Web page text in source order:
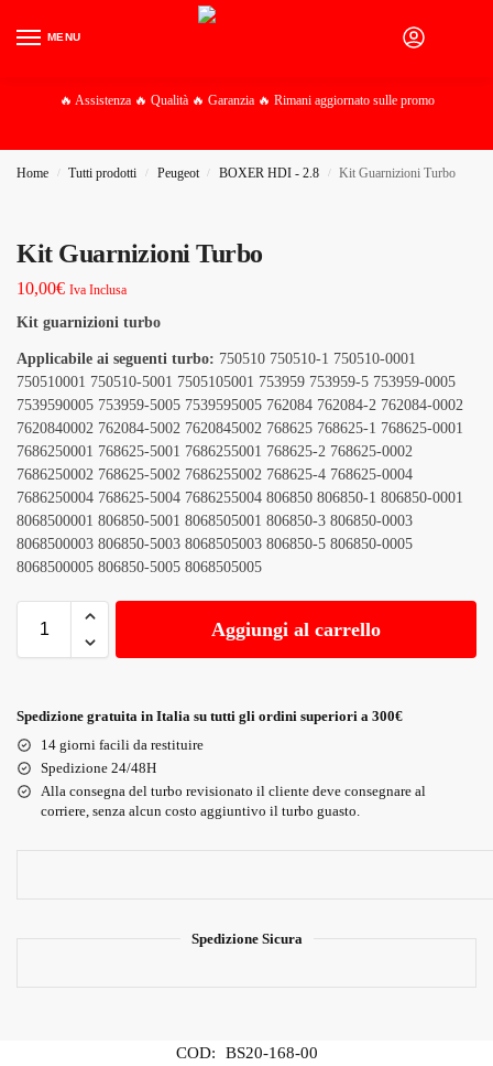
MENU
🔥 Assistenza 🔥 Qualità 🔥 Garanzia 🔥 Rimani aggiornato sulle promo
Home / Tutti prodotti / Peugeot / BOXER HDI - 2.8 / Kit Guarnizioni Turbo
Kit Guarnizioni Turbo
10,00€ Iva Inclusa
Kit guarnizioni turbo
Applicabile ai seguenti turbo: 750510 750510-1 750510-0001
750510001 750510-5001 7505105001 753959 753959-5 753959-0005
7539590005 753959-5005 7539595005 762084 762084-2 762084-0002
7620840002 762084-5002 7620845002 768625 768625-1 768625-0001
7686250001 768625-5001 7686255001 768625-2 768625-0002
7686250002 768625-5002 7686255002 768625-4 768625-0004
7686250004 768625-5004 7686255004 806850 806850-1 806850-0001
8068500001 806850-5001 8068505001 806850-3 806850-0003
8068500003 806850-5003 8068505003 806850-5 806850-0005
8068500005 806850-5005 8068505005
Aggiungi al carrello
Spedizione gratuita in Italia su tutti gli ordini superiori a 300€
14 giorni facili da restituire
Spedizione 24/48H
Alla consegna del turbo revisionato il cliente deve consegnare al
corriere, senza alcun costo aggiuntivo il turbo guasto.
Spedizione Sicura
COD:
BS20-168-00